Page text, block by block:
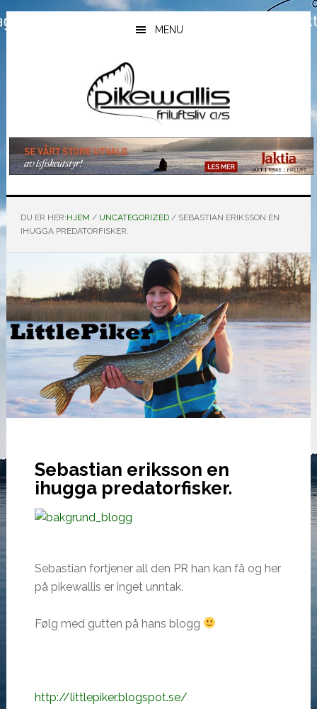
Hopp
til
Hopp
til
Hopp
til
MENU
DU ER HER:HJEM / UNCATEGORIZED /SEBASTIAN ERIKSSON EN
IHUGGA PREDATORFISKER.
Sebastian eriksson en
ihugga predatorfisker.
Sebastian fortjener all den PR han kan få og her
på pikewallis er inget unntak.
Følg med gutten på hans blogg
http://littlepiker.blogspot.se/